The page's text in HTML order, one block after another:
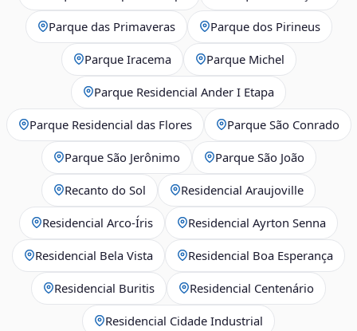
Parque das Primaveras Parque dos Pirineus
Parque Iracema Parque Michel
Parque Residencial Ander I Etapa
Parque Residencial das Flores Parque São Conrado
Parque São Jerônimo Parque São João
Recanto do Sol Residencial Araujoville
Residencial Arco‑Íris Residencial Ayrton Senna
Residencial Bela Vista Residencial Boa Esperança
Residencial Buritis Residencial Centenário
Residencial Cidade Industrial